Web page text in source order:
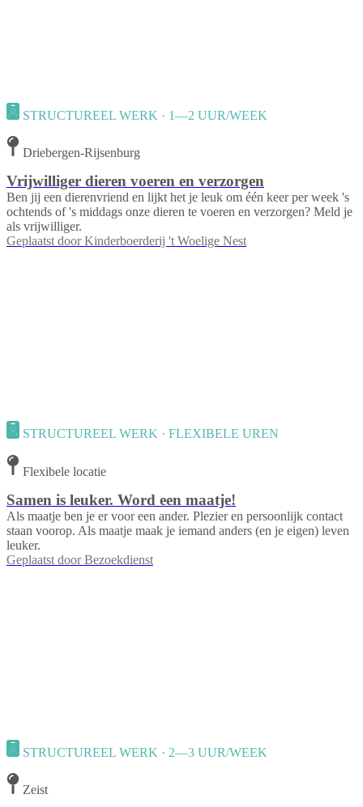
STRUCTUREEL WERK · 1—2 UUR/WEEK
Driebergen-Rijsenburg
Vrijwilliger dieren voeren en verzorgen
Ben jij een dierenvriend en lijkt het je leuk om één keer per week 's
ochtends of 's middags onze dieren te voeren en verzorgen? Meld je
als vrijwilliger.
Geplaatst door Kinderboerderij 't Woelige Nest
STRUCTUREEL WERK · FLEXIBELE UREN
Flexibele locatie
Samen is leuker. Word een maatje!
Als maatje ben je er voor een ander. Plezier en persoonlijk contact
staan voorop. Als maatje maak je iemand anders (en je eigen) leven
leuker.
Geplaatst door Bezoekdienst
STRUCTUREEL WERK · 2—3 UUR/WEEK
Zeist